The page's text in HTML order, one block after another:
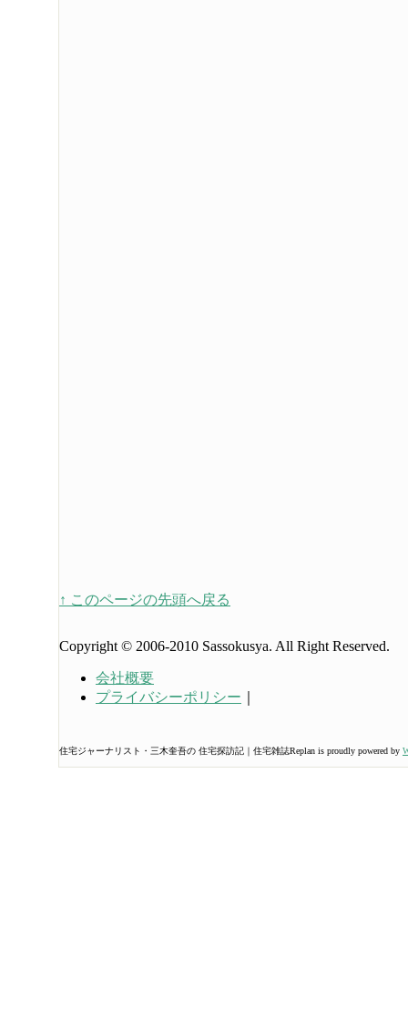
↑ このページの先頭へ戻る
Copyright © 2006-2010 Sassokusya. All Right Reserved.
会社概要
プライバシーポリシー
住宅ジャーナリスト・三木奎吾の 住宅探訪記｜住宅雑誌Replan is proudly powered by